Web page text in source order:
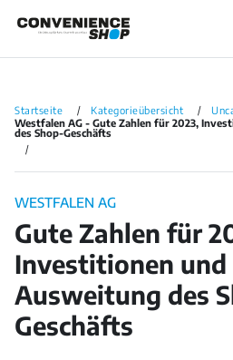
Startseite Kategorieübersicht
Westfalen AG - Gute Zahlen für 2023,
des Shop-Geschäfts
WESTFALEN AG
Gute Zahlen für
Investitionen und
Ausweitung des
Geschäfts